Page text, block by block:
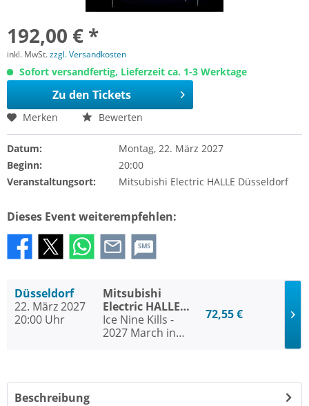
192,00 € *
inkl. MwSt.zzgl. Versandkosten
Sofort versandfertig, Lieferzeit ca. 1-3 Werktage
Zu den Tickets
Merken Bewerten
Datum:
Montag, 22. März 2027
Beginn:
20:00
Veranstaltungsort:
Mitsubishi Electric HALLE Düsseldorf
Dieses Event weiterempfehlen:
SMS
Düsseldorf
22. März 2027
20:00 Uhr
Mitsubishi
Electric HALLE
Düsseldorf
Ice Nine Kills -
2027 March in
72,55 €
Beschreibung